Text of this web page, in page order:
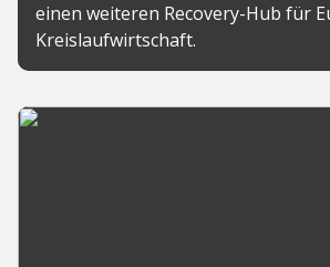
einen weiteren Recovery-Hub für
Kreislaufwirtschaft.